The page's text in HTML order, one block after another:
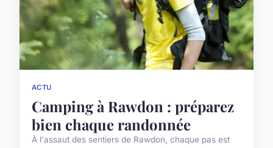
ACTU
Camping à Rawdon : préparez
bien chaque randonnée
À l'assaut des sentiers de Rawdon, chaque pas est